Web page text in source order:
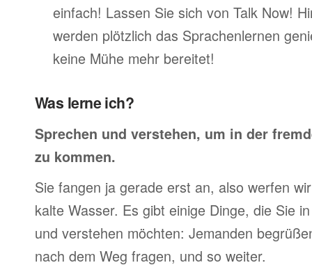
einfach! Lassen Sie sich von Talk Now!
werden plötzlich das Sprachenlernen
keine Mühe mehr bereitet!
Was lerne ich?
Sprechen und verstehen, um in der
zu kommen.
Sie fangen ja gerade erst an, also werfen
kalte Wasser. Es gibt einige Dinge, die Sie
und verstehen möchten: Jemanden
nach dem Weg fragen, und so weiter.